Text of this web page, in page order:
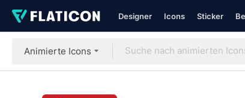
Designer Icons Sticker
Animierte Icons